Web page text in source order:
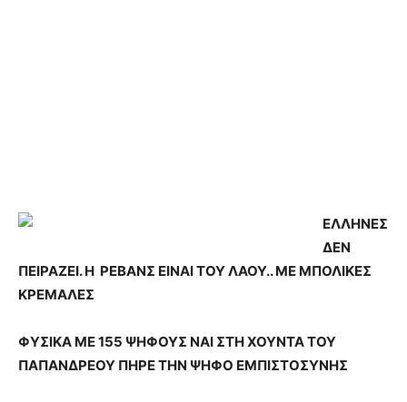
ΕΛΛΗΝΕΣ
ΔΕΝ
ΠΕΙΡΑΖΕΙ. Η ΡΕΒΑΝΣ ΕΙΝΑΙ ΤΟΥ ΛΑΟΥ.. ΜΕ ΜΠΟΛΙΚΕΣ
ΚΡΕΜΑΛΕΣ
ΦΥΣΙΚΑ ΜΕ 155 ΨΗΦΟΥΣ ΝΑΙ ΣΤΗ ΧΟΥΝΤΑ ΤΟΥ
ΠΑΠΑΝΔΡΕΟΥ ΠΗΡΕ ΤΗΝ ΨΗΦΟ ΕΜΠΙΣΤΟΣΥΝΗΣ